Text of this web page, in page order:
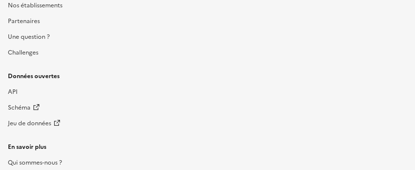
Nos établissements
Partenaires
Une question ?
Challenges
Données ouvertes
API
Schéma
Jeu de données
En savoir plus
Qui sommes-nous ?